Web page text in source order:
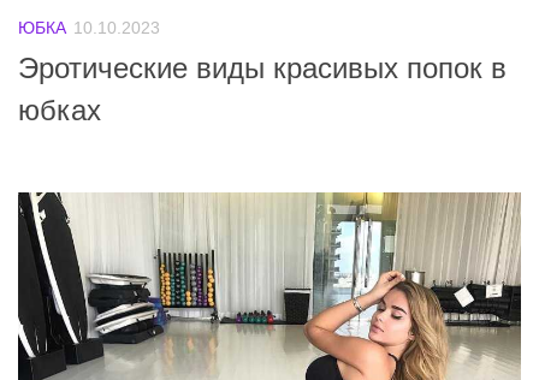
ЮБКА 10.10.2023
Эротические виды красивых попок в
юбках